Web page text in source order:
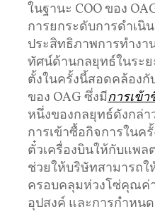
ในฐานะ COO ของ
การยกระดับการดำเนิ
ประสิทธิภาพการทำง
ทัศน์ด้านกลยุทธ์ในระ
ตั้งในครั้งนี้สอดคล้องกั
ของ OAG ซึ่งมีการเข้า
หนึ่งของกลยุทธ์ดังกล่า
การเข้าซื้อกิจการในค
ตั๋วเครื่องบินให้กับแพ
ช่วยให้บริษัทสามารถ
ครอบคลุมห่วงโซ่คุณค่
อุปสงค์ และการกำหน